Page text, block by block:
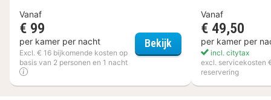
Vanaf
€ 99
per kamer per nacht
Excl. € 16 bijkomende kosten op
basis van 2 personen en 1 nacht
Bekijk Fletcher Hotel-
Vanaf
€ 49,50
per kamer per
incl. citytax
excl. servicekosten
reservering